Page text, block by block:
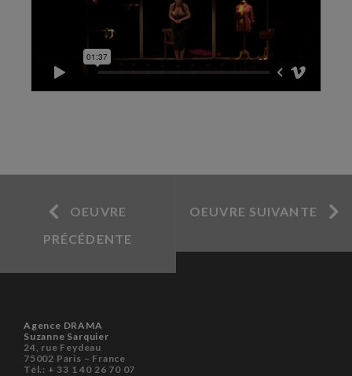
OEUVRE
PRÉCÉDENTE
OEUVRE SUIVANTE
Agence DRAMA
Suzanne Sarquier
24, rue Feydeau
75002 Paris – France
Tél.: + 33 1 40 26 70 07